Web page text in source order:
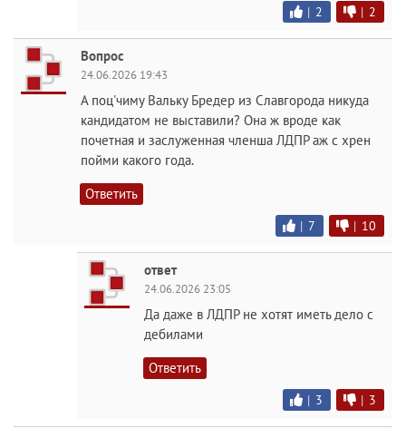
| 2 | 2
Вопрос
24.06.2026 19:43
А поц'чиму Вальку Бредер из Славгорода никуда
кандидатом не выставили? Она ж вроде как
почетная и заслуженная членша ЛДПР аж с хрен
пойми какого года.
Ответить
| 7 | 10
ответ
24.06.2026 23:05
Да даже в ЛДПР не хотят иметь дело с
дебилами
Ответить
| 3 | 3